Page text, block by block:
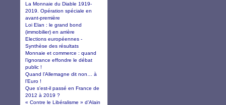
La Monnaie du Diable 1919-
2019. Opération spéciale en
avant-première
Loi Elan : le grand bond
(immobilier) en arrière
Elections européennes -
Synthèse des résultats
Monnaie et commerce : quand
l’ignorance effondre le débat
public !
Quand l’Allemagne dit non… à
l’Euro !
Que s'est-il passé en France de
2012 à 2019 ?
« Contre le Libéralisme » d’Alain